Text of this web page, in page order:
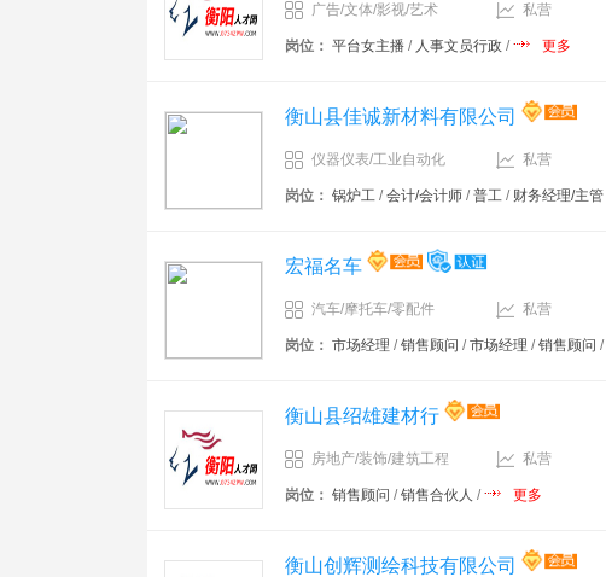
广告/文体/影视/艺术 私营
岗位： 平台女主播 / 人事文员行政 / 更多
衡山县佳诚新材料有限公司
仪器仪表/工业自动化 私营
岗位： 锅炉工 /会计/会计师 /普工 / 财务经理/主管
宏福名车
汽车/摩托车/零配件 私营
岗位： 市场经理 /销售顾问 /市场经理 /销售顾问 /
衡山县绍雄建材行
房地产/装饰/建筑工程 私营
岗位： 销售顾问 /销售合伙人 / 更多
衡山创辉测绘科技有限公司